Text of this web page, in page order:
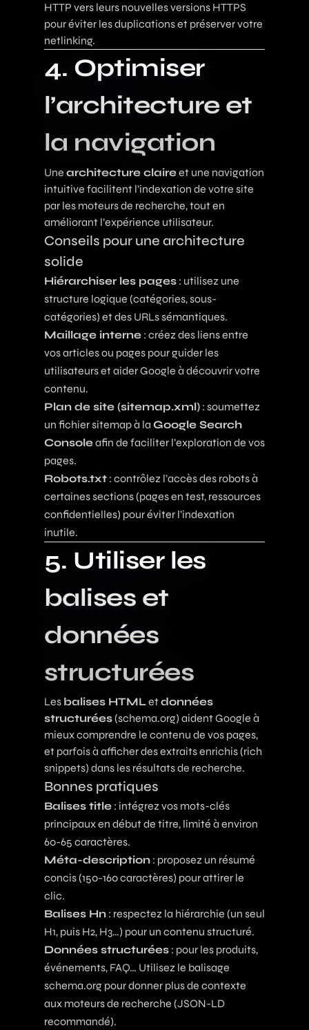
HTTP vers leurs nouvelles versions HTTPS
pour éviter les duplications et préserver votre
netlinking.
4. Optimiser
l’architecture et
la navigation
Une architecture claireet une navigation
intuitive facilitent l’indexation de votre site
par les moteurs de recherche, tout en
améliorant l’expérience utilisateur.
Conseils pour une architecture
solide
Hiérarchiser les pages : utilisez une
structure logique (catégories, sous-
catégories) et des URLs sémantiques.
Maillage interne : créez des liens entre
vos articles ou pages pour guider les
utilisateurs et aider Google à découvrir votre
contenu.
Plan de site (sitemap.xml) : soumettez
un fichier sitemap à la Google Search
Consoleafin de faciliter l’exploration de vos
pages.
Robots.txt : contrôlez l’accès des robots à
certaines sections (pages en test, ressources
confidentielles) pour éviter l’indexation
inutile.
5. Utiliser les
balises et
données
structurées
Les balises HTMLetdonnées
structurées(schema.org) aident Google à
mieux comprendre le contenu de vos pages,
et parfois à afficher des extraits enrichis (rich
snippets) dans les résultats de recherche.
Bonnes pratiques
Balises title : intégrez vos mots-clés
principaux en début de titre, limité à environ
60-65 caractères.
Méta-description : proposez un résumé
concis (150-160 caractères) pour attirer le
clic.
Balises Hn : respectez la hiérarchie (un seul
H1, puis H2, H3…) pour un contenu structuré.
Données structurées : pour les produits,
événements, FAQ… Utilisez le balisage
schema.org pour donner plus de contexte
aux moteurs de recherche (JSON-LD
recommandé).